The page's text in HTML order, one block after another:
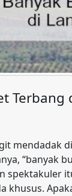
mendadak
“banyak
spektakuler
khusus.